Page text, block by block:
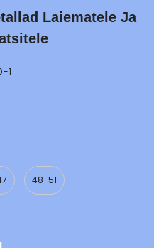
Laiematele Ja
1
48-51